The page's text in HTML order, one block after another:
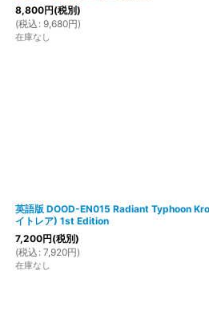
8,800円(税別)
(税込 : 9,680円)
在庫なし
英語版 DOOD-EN015 Radiant Typhoon
イトレア) 1st Edition
7,200円(税別)
(税込 : 7,920円)
在庫なし